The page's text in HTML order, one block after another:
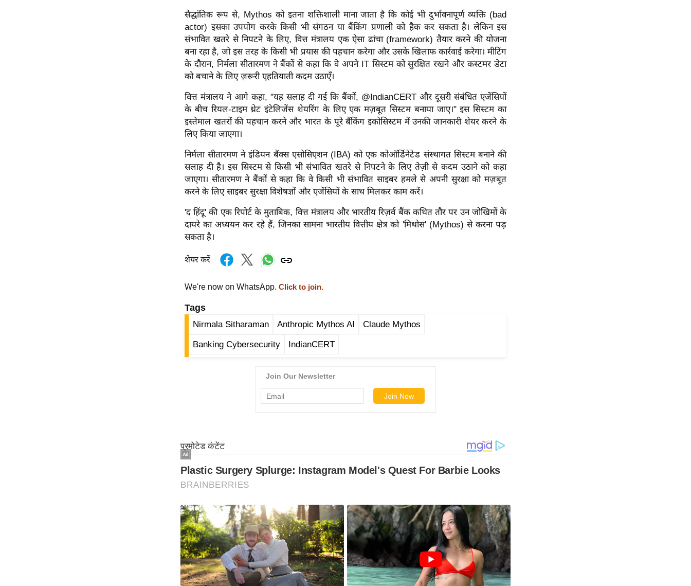
सैद्धांतिक रूप से, Mythos को इतना शक्तिशाली माना जाता है कि कोई भी दुर्भावनापूर्ण व्यक्ति (bad
actor) इसका उपयोग करके किसी भी संगठन या बैंकिंग प्रणाली को हैक कर सकता है। लेकिन इस
संभावित खतरे से निपटने के लिए, वित्त मंत्रालय एक ऐसा ढांचा (framework) तैयार करने की योजना
बना रहा है, जो इस तरह के किसी भी प्रयास की पहचान करेगा और उसके खिलाफ कार्रवाई करेगा। मीटिंग
के दौरान, निर्मला सीतारमण ने बैंकों से कहा कि वे अपने IT सिस्टम को सुरक्षित रखने और कस्टमर डेटा
को बचाने के लिए ज़रूरी एहतियाती कदम उठाएँ।
वित्त मंत्रालय ने आगे कहा, "यह सलाह दी गई कि बैंकों, @IndianCERT और दूसरी संबंधित एजेंसियों
के बीच रियल-टाइम थ्रेट इंटेलिजेंस शेयरिंग के लिए एक मज़बूत सिस्टम बनाया जाए।" इस सिस्टम का
इस्तेमाल खतरों की पहचान करने और भारत के पूरे बैंकिंग इकोसिस्टम में उनकी जानकारी शेयर करने के
लिए किया जाएगा।
निर्मला सीतारमण ने इंडियन बैंक्स एसोसिएशन (IBA) को एक कोऑर्डिनेटेड संस्थागत सिस्टम बनाने की
सलाह दी है। इस सिस्टम से किसी भी संभावित खतरे से निपटने के लिए तेज़ी से कदम उठाने को कहा
जाएगा। सीतारमण ने बैंकों से कहा कि वे किसी भी संभावित साइबर हमले से अपनी सुरक्षा को मज़बूत
करने के लिए साइबर सुरक्षा विशेषज्ञों और एजेंसियों के साथ मिलकर काम करें।
'द हिंदू' की एक रिपोर्ट के मुताबिक, वित्त मंत्रालय और भारतीय रिज़र्व बैंक कथित तौर पर उन जोखिमों के
दायरे का अध्ययन कर रहे हैं, जिनका सामना भारतीय वित्तीय क्षेत्र को 'मिथोस' (Mythos) से करना पड़
सकता है।
शेयर करें
We're now on WhatsApp. Click to join.
Tags
Nirmala Sitharaman Anthropic Mythos AI Claude Mythos
Banking Cybersecurity IndianCERT